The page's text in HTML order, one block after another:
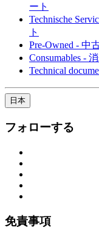
ート
Technische
ト
Pre-Owned - 中
Consumables -
Technical
日本
フォローする
免責事項